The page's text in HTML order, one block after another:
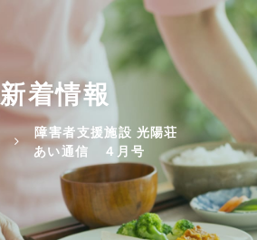
新着情報
障害者支援施設 光陽荘
あい通信 ４月号